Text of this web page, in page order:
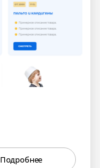
Подробнее